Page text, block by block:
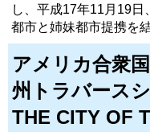
し、平成17年11月19日
都市と姉妹都市提携を
アメリカ合衆
州トラバース
THE CITY OF